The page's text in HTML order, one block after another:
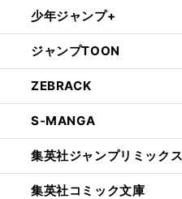
少年ジャンプ+
ジャンプTOON
ZEBRACK
S-MANGA
集英社ジャンプリミックス
集英社コミック文庫